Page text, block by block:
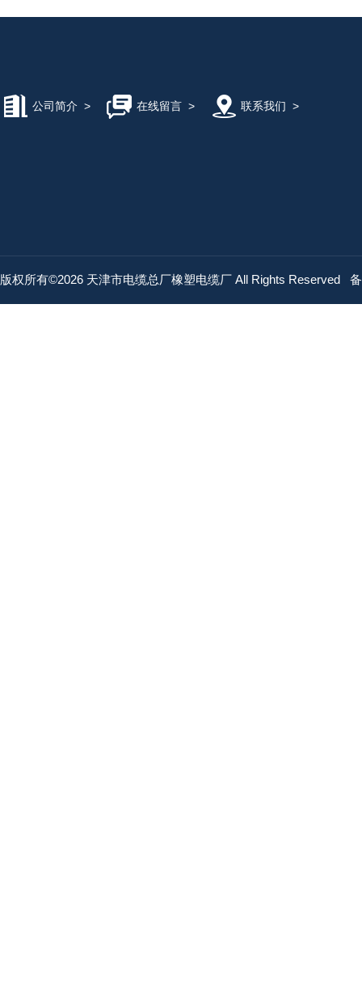
公司简介 > 在线留言> 联系我们 >
版权所有©2026 天津市电缆总厂橡塑电缆厂 All Rights Reserved